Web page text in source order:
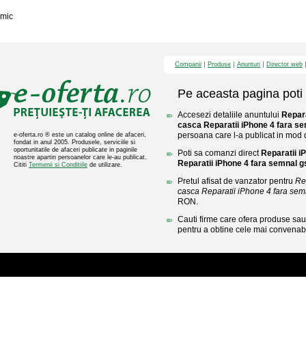
mic
e-oferta.ro ® este un catalog online de afaceri,
fondat in anul 2005. Produsele, serviciile si
oportunitatile de afaceri publicate in paginile
noastre apartin persoanelor care le-au publicat.
Cititi Termenii si Conditiile de utilizare.
Companii Produse Anunturi Director web
Pe aceasta pagina poti
Accesezi detaliile anuntului
casca Reparatii iPhone 4 fara
persoana care l-a publicat in mod
Poti sa comanzi direct Reparatii
Reparatii iPhone 4 fara semnal
Pretul afisat de vanzator pentru
casca Reparatii iPhone 4 fara
RON.
Cauti firme care ofera produse
pentru a obtine cele mai